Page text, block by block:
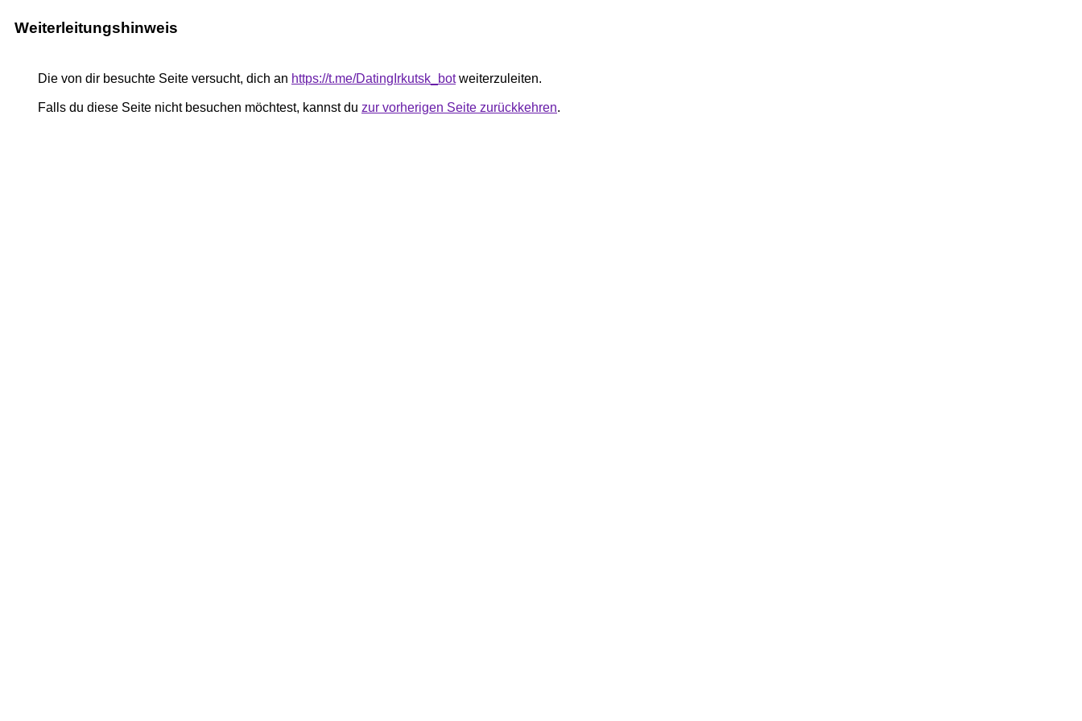
Weiterleitungshinweis
Die von dir besuchte Seite versucht, dich an https://t.me/DatingIrkutsk_botweiterzuleiten.
Falls du diese Seite nicht besuchen möchtest, kannst du zur vorherigen Seite zurückkehren.